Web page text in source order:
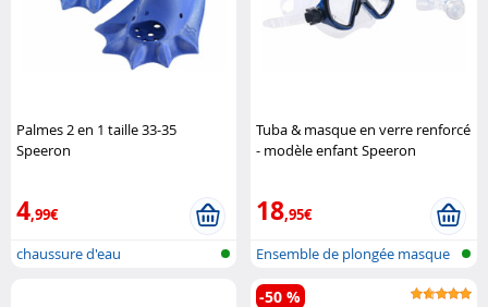
Palmes 2 en 1 taille 33-35
Speeron
4,99€
chaussure d'eau
Tuba & masque en verre renforcé
- modèle enfant Speeron
18,95€
Ensemble de plongée masque
& tuba
-50 %